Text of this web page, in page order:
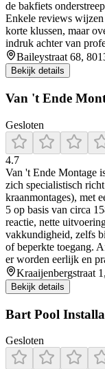
de bakfiets
Enkele reviews
korte klussen, maar
indruk achter van
Baileystraat 68,
Bekijk details
Van 't Ende
Gesloten
4.7
Van 't Ende Montage
zich specialistisch
kraanmontages), met
5 op basis van circa
reactie, nette
vakkundigheid, zelfs
of beperkte toegang.
er worden eerlijk en
Kraaijenbergstraat
Bekijk details
Bart Pool
Gesloten